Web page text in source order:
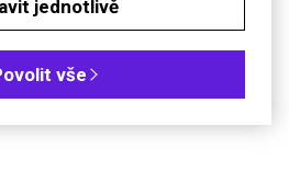
jednotlivě
vše